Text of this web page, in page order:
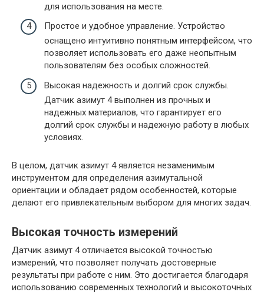
для использования на месте.
Простое и удобное управление. Устройство
оснащено интуитивно понятным интерфейсом, что
позволяет использовать его даже неопытным
пользователям без особых сложностей.
Высокая надежность и долгий срок службы.
Датчик азимут 4 выполнен из прочных и
надежных материалов, что гарантирует его
долгий срок службы и надежную работу в любых
условиях.
В целом, датчик азимут 4 является незаменимым
инструментом для определения азимутальной
ориентации и обладает рядом особенностей, которые
делают его привлекательным выбором для многих задач.
Высокая точность измерений
Датчик азимут 4 отличается высокой точностью
измерений, что позволяет получать достоверные
результаты при работе с ним. Это достигается благодаря
использованию современных технологий и высокоточных